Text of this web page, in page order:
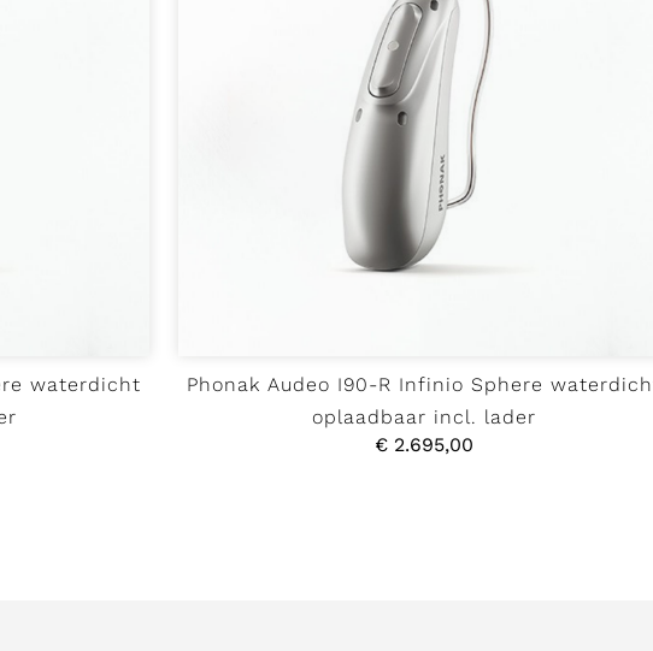
waterdicht
Phonak Audeo I90-R Infinio Sphere
oplaadbaar incl. lader
€2.695,00